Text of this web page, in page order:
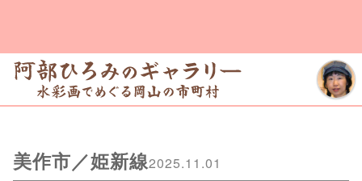
美作市／姫新線2025.11.01